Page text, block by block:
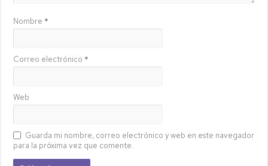
Nombre *
Correo electrónico *
Web
Guarda mi nombre, correo electrónico y web en este navegador
para la próxima vez que comente.